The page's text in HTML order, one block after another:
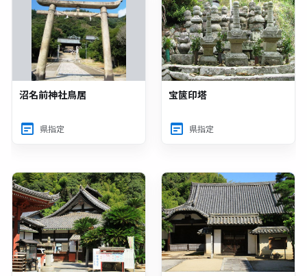
沼名前神社鳥居
県指定
宝篋印塔
県指定